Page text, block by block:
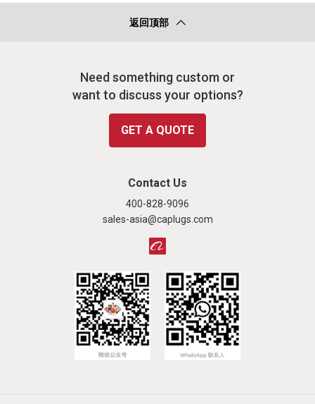
返回顶部
Need something custom or
want to discuss your options?
GET A QUOTE
Contact Us
400-828-9096
sales-asia@caplugs.com